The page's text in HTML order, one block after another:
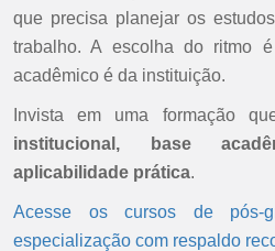
que precisa planejar os
trabalho. A escolha do ritmo
acadêmico é da instituição.
Invista em uma formação
institucional, base
aplicabilidade prática.
Acesse os cursos de pós-
especialização com respaldo